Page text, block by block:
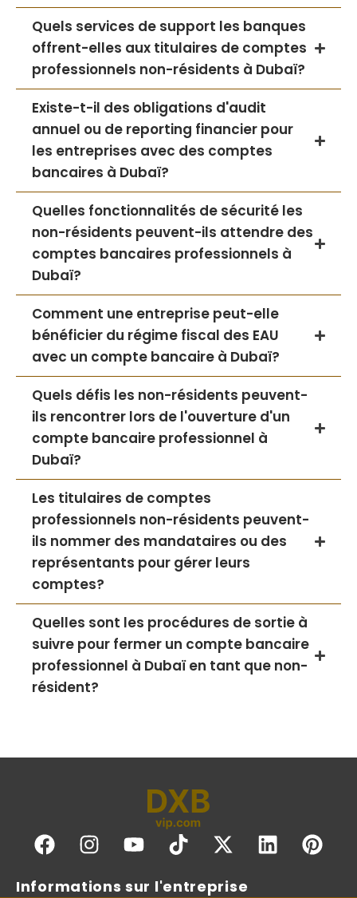
Quels services de support les banques
offrent-elles aux titulaires de comptes
professionnels non-résidents à Dubaï?
Existe-t-il des obligations d'audit
annuel ou de reporting financier pour
les entreprises avec des comptes
bancaires à Dubaï?
Quelles fonctionnalités de sécurité les
non-résidents peuvent-ils attendre des
comptes bancaires professionnels à
Dubaï?
Comment une entreprise peut-elle
bénéficier du régime fiscal des EAU
avec un compte bancaire à Dubaï?
Quels défis les non-résidents peuvent-
ils rencontrer lors de l'ouverture d'un
compte bancaire professionnel à
Dubaï?
Les titulaires de comptes
professionnels non-résidents peuvent-
ils nommer des mandataires ou des
représentants pour gérer leurs
comptes?
Quelles sont les procédures de sortie à
suivre pour fermer un compte bancaire
professionnel à Dubaï en tant que non-
résident?
Informations sur l'entreprise